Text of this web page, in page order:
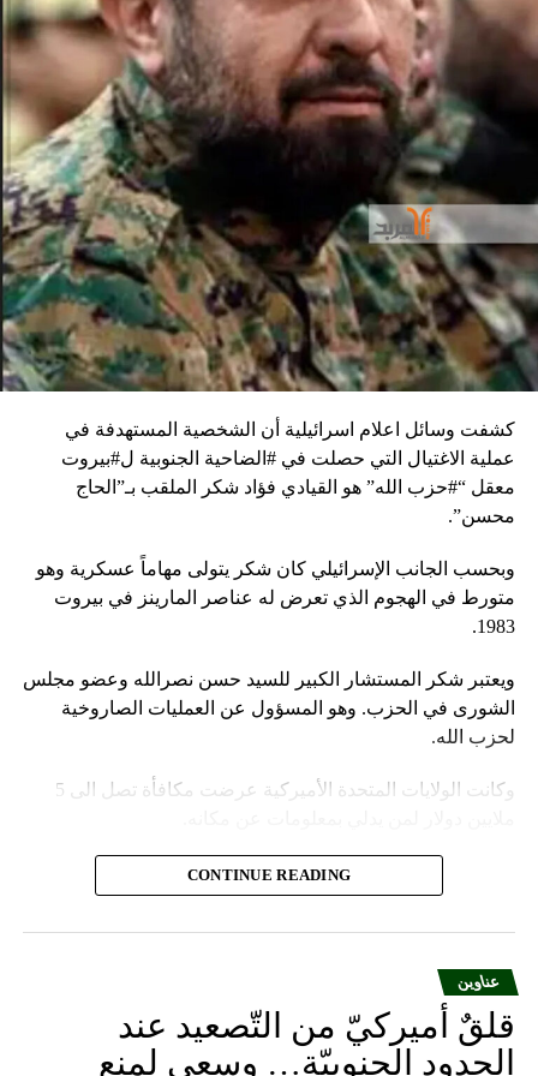
كشفت وسائل اعلام اسرائيلية أن الشخصية المستهدفة في
عملية الاغتيال التي حصلت في #الضاحية الجنوبية ل#بيروت
معقل “#حزب الله” هو القيادي فؤاد شكر الملقب بـ”الحاج
محسن”.
وبحسب الجانب الإسرائيلي كان شكر يتولى مهاماً عسكرية وهو
متورط في الهجوم الذي تعرض له عناصر المارينز في بيروت
1983.
ويعتبر شكر المستشار الكبير للسيد حسن نصرالله وعضو مجلس
الشورى في الحزب. وهو المسؤول عن العمليات الصاروخية
لحزب الله.
وكانت الولايات المتحدة الأميركية عرضت مكافأة تصل الى 5
وفيما تؤكد وسائل الاعلام الإسرائيلية ان العملية نجحت، أعلن
مصدر في “حزب الله” أن العملية فشلت، وقال: “إن الهجوم
على الضاحية كان بالفعل يستهدف قيادياً بارزاً في الحزب لكنه
CONTINUE READING
عناوين
قلقٌ أميركيّ من التّصعيد عند
الحدود الجنوبيّة… وسعي لمنع